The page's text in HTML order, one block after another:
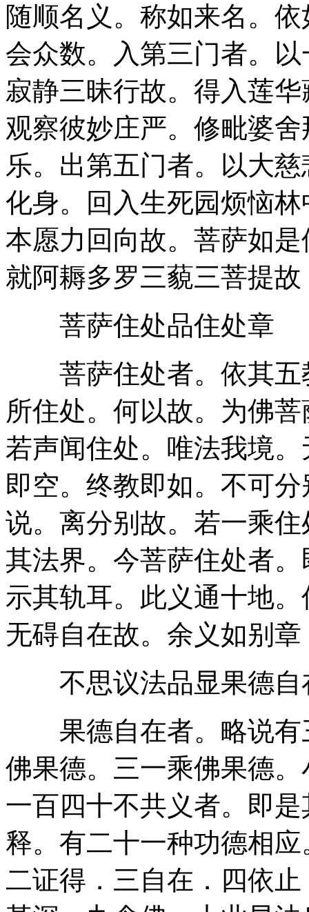
随顺名义。称如来名。
会众数。入第三门者。
寂静三昧行故。得入莲
观察彼妙庄严。修毗婆
乐。出第五门者。以大
化身。回入生死园烦恼
本愿力回向故。菩萨如
就阿耨多罗三藐三菩提故
菩萨住处品住处章
菩萨住处者。依其五
所住处。何以故。为佛
若声闻住处。唯法我境
即空。终教即如。不可
说。离分别故。若一乘
其法界。今菩萨住处者
示其轨耳。此义通十地
无碍自在故。余义如别章
不思议法品显果德自
果德自在者。略说有
佛果德。三一乘佛果德
一百四十不共义者。即
释。有二十一种功德相
二证得．三自在．四依